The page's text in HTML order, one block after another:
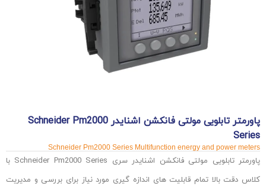
پاورمتر تابلویی مولتی فانکشن اشنایدر Schneider Pm2000
Series
Schneider Pm2000 Series Multifunction energy and power meters
پاورمتر تابلویی مولتی فانکشن اشنایدر سری Schneider Pm2000 Series با
کلاس دقت بالا تمام قابلیت های اندازه گیری مورد نیاز برای بررسی و مدیریت